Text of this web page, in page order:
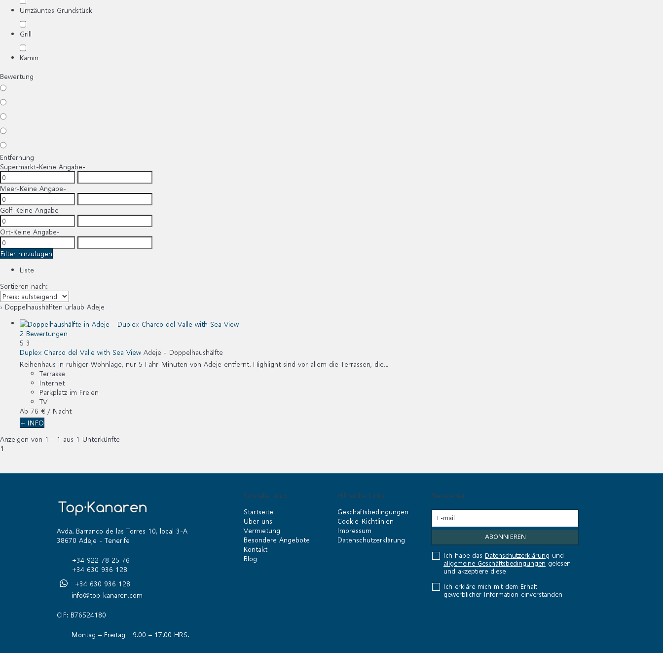
Umzäuntes Grundstück
Grill
Kamin
Bewertung
Entfernung
Supermarkt-Keine Angabe-
Meer-Keine Angabe-
Golf-Keine Angabe-
Ort-Keine Angabe-
Filter hinzufügen
Liste
Sortieren nach:
› Doppelhaushälften urlaub Adeje
2 Bewertungen
5 3
Duplex Charco del Valle with Sea View Adeje - Doppelhaushälfte
Reihenhaus in ruhiger Wohnlage, nur 5 Fahr-Minuten von Adeje entfernt. Highlight sind vor allem die Terrassen, die...
Terrasse
Internet
Parkplatz im Freien
TV
Ab 76 € / Nacht
+ INFO
Anzeigen von 1 - 1 aus 1 Unterkünfte
1
Avda. Barranco de las Torres 10, local 3-A
38670 Adeje - Tenerife
+34 922 78 25 76
+34 630 936 128
+34 630 936 128
info@top-kanaren.com
CIF: B76524180
Montag – Freitag 9.00 – 17.00 HRS.
Schnelle Links
Startseite
Über uns
Vermietung
Besondere Angebote
Kontakt
Blog
Hilfreiche Links
Geschäftsbedingungen
Cookie-Richtlinien
Impressum
Datenschutzerklärung
Newsletter
Ich habe das Datenschutzerklärung und
allgemeine Geschäftsbedingungen gelesen
und akzeptiere diese
Ich erkläre mich mit dem Erhalt
gewerblicher Information einverstanden